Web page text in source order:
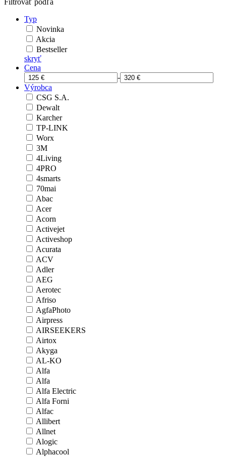
Filtrovať podľa
Typ
Novinka
Akcia
Bestseller
skryť
Cena
-
Výrobca
CSG S.A.
Dewalt
Karcher
TP-LINK
Worx
3M
4Living
4PRO
4smarts
70mai
Abac
Acer
Acorn
Activejet
Activeshop
Acurata
ACV
Adler
AEG
Aerotec
Afriso
AgfaPhoto
Airpress
AIRSEEKERS
Airtox
Akyga
AL-KO
Alfa
Alfa
Alfa Electric
Alfa Forni
Alfac
Allibert
Allnet
Alogic
Alphacool